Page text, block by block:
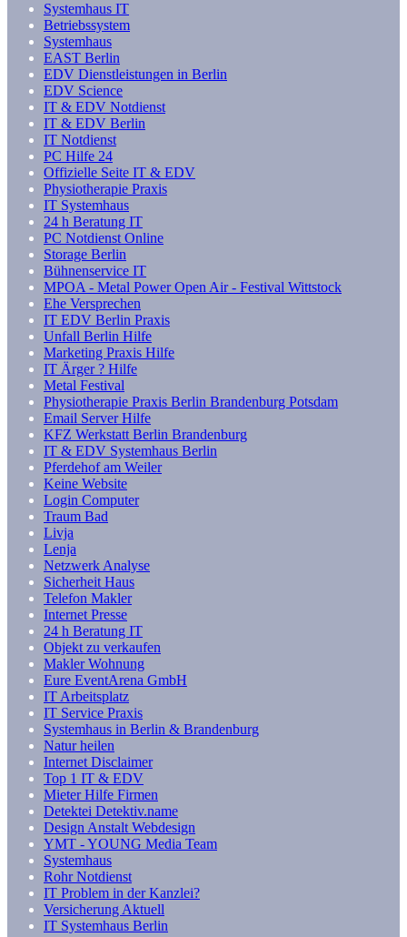
Systemhaus IT
Betriebssystem
Systemhaus
EAST Berlin
EDV Dienstleistungen in Berlin
EDV Science
IT & EDV Notdienst
IT & EDV Berlin
IT Notdienst
PC Hilfe 24
Offizielle Seite IT & EDV
Physiotherapie Praxis
IT Systemhaus
24 h Beratung IT
PC Notdienst Online
Storage Berlin
Bühnenservice IT
MPOA - Metal Power Open Air - Festival Wittstock
Ehe Versprechen
IT EDV Berlin Praxis
Unfall Berlin Hilfe
Marketing Praxis Hilfe
IT Ärger ? Hilfe
Metal Festival
Physiotherapie Praxis Berlin Brandenburg Potsdam
Email Server Hilfe
KFZ Werkstatt Berlin Brandenburg
IT & EDV Systemhaus Berlin
Pferdehof am Weiler
Keine Website
Login Computer
Traum Bad
Livja
Lenja
Netzwerk Analyse
Sicherheit Haus
Telefon Makler
Internet Presse
24 h Beratung IT
Objekt zu verkaufen
Makler Wohnung
Eure EventArena GmbH
IT Arbeitsplatz
IT Service Praxis
Systemhaus in Berlin & Brandenburg
Natur heilen
Internet Disclaimer
Top 1 IT & EDV
Mieter Hilfe Firmen
Detektei Detektiv.name
Design Anstalt Webdesign
YMT - YOUNG Media Team
Systemhaus
Rohr Notdienst
IT Problem in der Kanzlei?
Versicherung Aktuell
IT Systemhaus Berlin